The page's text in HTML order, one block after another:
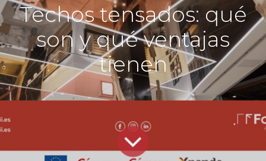
Techos tensados: qué
son y qué ventajas
tienen